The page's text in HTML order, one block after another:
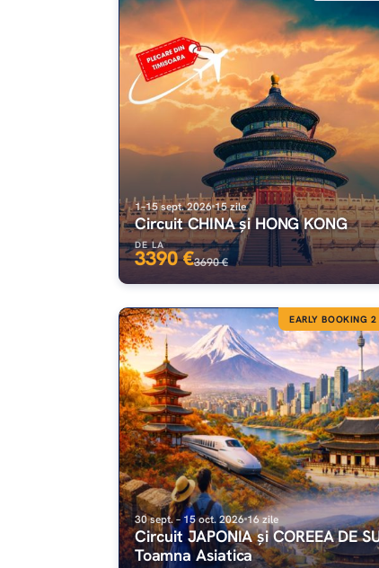
1–15 sept. 202615 zile
Circuit CHINA și HONG KONG
DE LA
3390 €3690 €
30 sept. – 15 oct. 202616 zile
Circuit JAPONIA și COREEA DE
Toamna Asiatica
EARLY BOOKING 2